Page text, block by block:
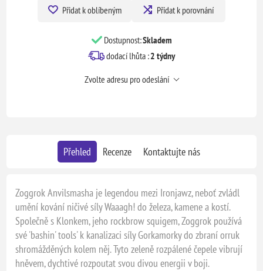
Přidat k oblíbeným Přidat k porovnání
Dostupnost:Skladem
dodací lhůta :2 týdny
Zvolte adresu pro odeslání
Přehled Recenze Kontaktujte nás
Zoggrok Anvilsmasha je legendou mezi Ironjawz, neboť zvládl
umění kování ničivé síly Waaagh! do železa, kamene a kostí.
Společně s Klonkem, jeho rockbrow squigem, Zoggrok používá
své 'bashin' tools' k kanalizaci síly Gorkamorky do zbraní orruk
shromážděných kolem něj. Tyto zeleně rozpálené čepele vibrují
hněvem, dychtivé rozpoutat svou divou energii v boji.